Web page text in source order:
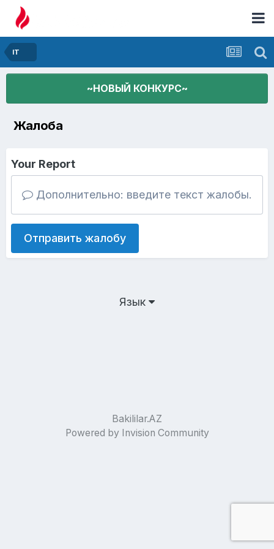
IT
~НОВЫЙ КОНКУРС~
Жалоба
Your Report
Дополнительно: введите текст жалобы.
Отправить жалобу
Язык
Bakililar.AZ
Powered by Invision Community